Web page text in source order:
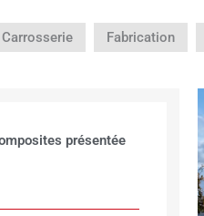
Carrosserie Fabrication
présentée